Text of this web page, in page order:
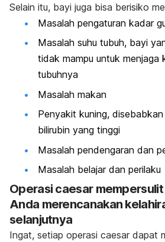
Selain itu, bayi juga bisa berisiko
Masalah pengaturan kadar
Masalah suhu tubuh, bayi
tidak mampu untuk menjaga
tubuhnya
Masalah makan
Penyakit kuning,
bilirubin yang tinggi
Masalah pendengaran dan
Masalah belajar dan perilaku
Operasi caesar mempersulit
Anda merencanakan
selanjutnya
Ingat, setiap operasi caesar dapat